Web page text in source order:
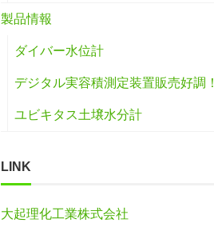
製品情報
ダイバー水位計
デジタル実容積測定装置販売好調！
ユビキタス土壌水分計
LINK
大起理化工業株式会社